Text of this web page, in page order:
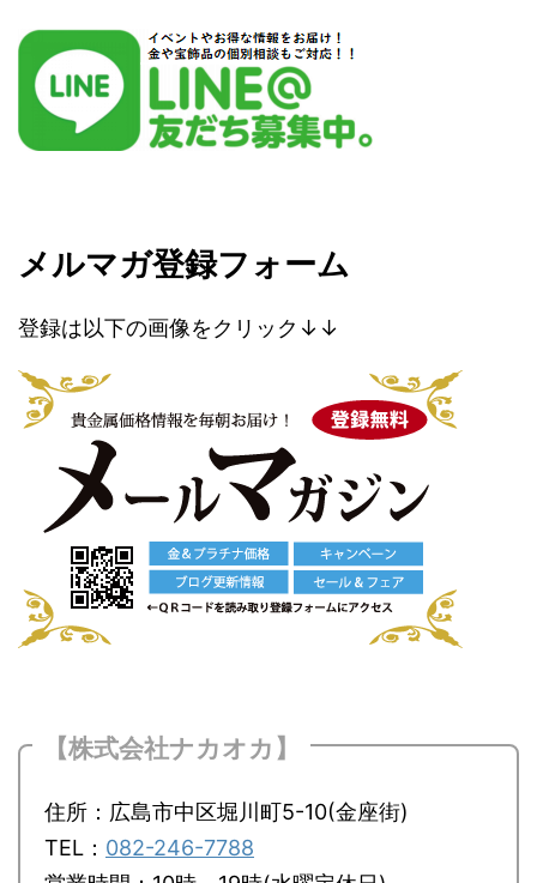
メルマガ登録フォーム
登録は以下の画像をクリック↓↓
【株式会社ナカオカ】
住所：広島市中区堀川町5-10(金座街)
TEL： 082-246-7788